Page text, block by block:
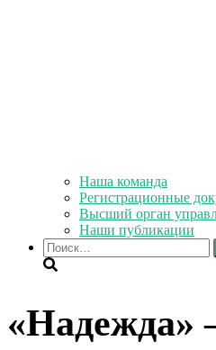
Наша команда
Регистрационные
Высший орган
Наши публикации
Найти:
«Надежда»